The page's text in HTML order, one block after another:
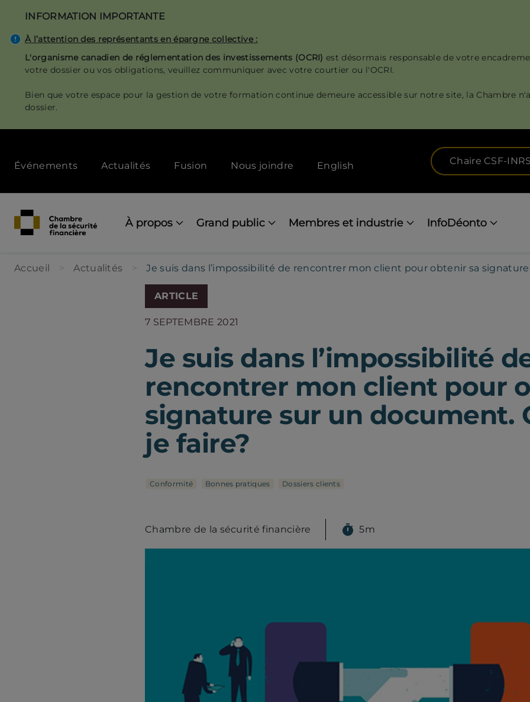
contenu
INFORMATION IMPORTANTE
À l’attention des représentants en épargne collective :
L'organisme canadien de réglementation des investissements (OCRI)est désormais responsable de votre
votre dossier ou vos obligations, veuillez communiquer avec votre courtier ou l'OCRI.
Bien que votre espace pour la gestion de votre formation continue demeure accessible sur notre site, la Chambre
dossier.
menu
[Desktop]
Événements Actualités Fusion Nous joindre English Chaire CSF-INRS
navigation
À propos Grand public Membres et industrie InfoDéonto
Accueil Actualités Je suis dans l’impossibilité de rencontrer mon client pour obtenir sa
ARTICLE
7 SEPTEMBRE 2021
Je suis dans l’impossibilité
rencontrer mon client pour
signature sur un document.
je faire?
Conformité Bonnes pratiques Dossiers clients
Chambre de la sécurité financière 5m